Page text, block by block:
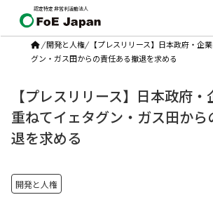
認定特定非営利活動法人
/開発と人権/
【プレスリリース】日本政府・企
グン・ガス田からの責任ある撤退を求める
【プレスリリース】日本政府・
重ねてイェタグン・ガス田か
退を求める
開発と人権